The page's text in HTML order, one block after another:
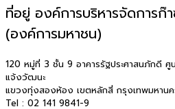
ที่อยู่ องค์การบริหารจัดการก๊า
(องค์การมหาชน)
120 หมู่ที่ 3 ชั้น 9 อาคารรัฐประศาสนภักดี ศู
แจ้งวัฒนะ
แขวงทุ่งสองห้อง เขตหลักสี่ กรุงเทพมหานค
Tel : 02 141 9841-9